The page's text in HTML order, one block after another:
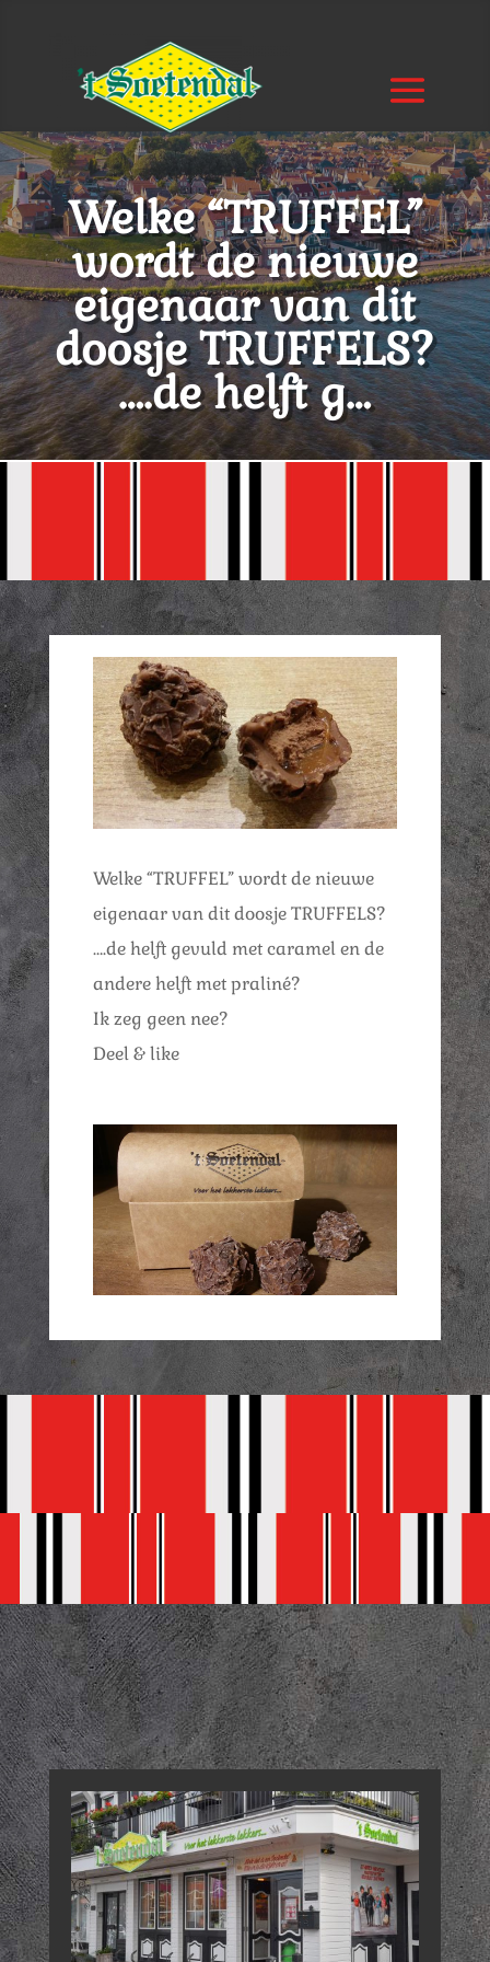
Welke “TRUFFEL”
wordt de nieuwe
eigenaar van dit
doosje TRUFFELS?
….de helft g…
Welke “TRUFFEL” wordt de nieuwe
eigenaar van dit doosje TRUFFELS?
….de helft gevuld met caramel en de
andere helft met praliné?
Ik zeg geen nee?
Deel & like